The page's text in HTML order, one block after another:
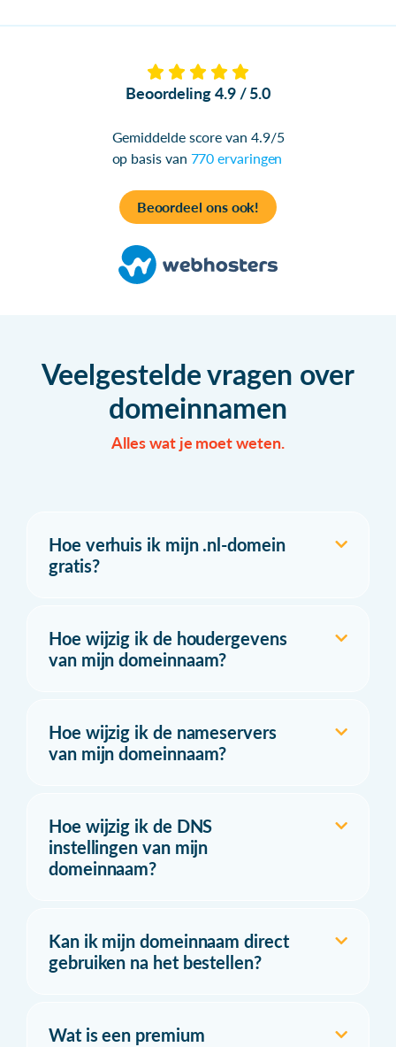
Beoordeling 4.9 / 5.0
Gemiddelde score van 4.9/5
op basis van 770 ervaringen
Beoordeel ons ook!
Veelgestelde vragen over
domeinnamen
Alles wat je moet weten.
Hoe verhuis ik mijn .nl-domein
gratis?
Hoe wijzig ik de houdergevens
van mijn domeinnaam?
Hoe wijzig ik de nameservers
van mijn domeinnaam?
Hoe wijzig ik de DNS
instellingen van mijn
domeinnaam?
Kan ik mijn domeinnaam direct
gebruiken na het bestellen?
Wat is een premium